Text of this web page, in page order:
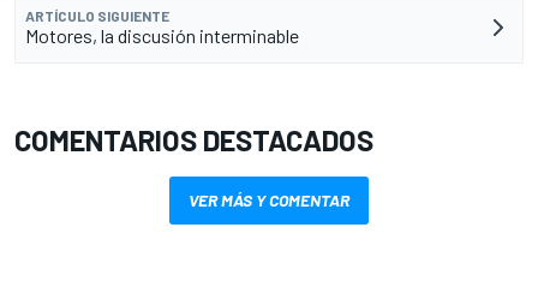
ARTÍCULO SIGUIENTE
Motores, la discusión interminable
COMENTARIOS DESTACADOS
VER MÁS Y COMENTAR